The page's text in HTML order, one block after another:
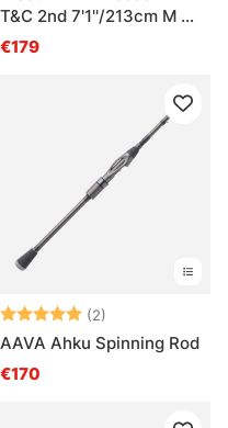
T&C 2nd 7'1''/213cm M 7-
21g 2sec
€179
Note: (2)
AAVA Ahku Spinning Rod
€170